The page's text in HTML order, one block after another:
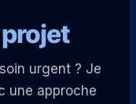
urgent ? Je
une approche